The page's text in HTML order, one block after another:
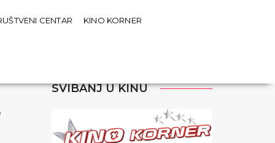
CENTAR KINO KORNER
SVIBANJ U KINU